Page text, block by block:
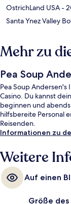
OstrichLand USA-
Santa Ynez Valley
Mehr zu
Pea Soup
Pea Soup
Casino. Du kannst
beginnen und
hilfsbereite Personal
Reisenden.
Informationen zu
Weitere
Auf einen
Größe